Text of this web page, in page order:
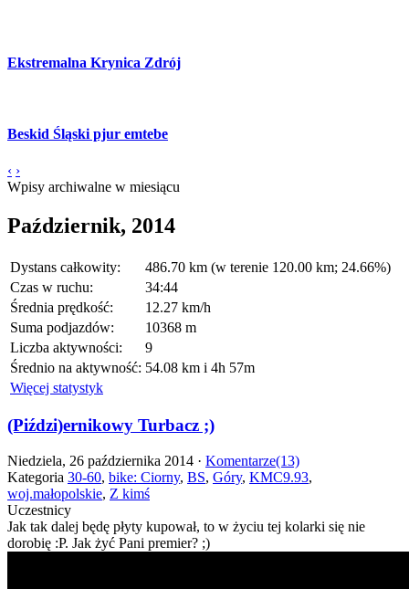
Ekstremalna Krynica Zdrój
Beskid Śląski pjur emtebe
‹ ›
Wpisy archiwalne w miesiącu
Październik, 2014
Dystans całkowity:
486.70 km (w terenie 120.00 km; 24.66%)
Czas w ruchu:
34:44
Średnia prędkość:
12.27 km/h
Suma podjazdów:
10368 m
Liczba aktywności:
9
Średnio na aktywność: 54.08 km i 4h 57m
Więcej statystyk
(Piździ)ernikowy Turbacz ;)
Niedziela, 26 października 2014 · Komentarze(13)
Kategoria 30-60, bike: Ciorny, BS, Góry, KMC9.93,
woj.małopolskie, Z kimś
Uczestnicy
Jak tak dalej będę płyty kupował, to w życiu tej kolarki się nie
dorobię :P. Jak żyć Pani premier? ;)